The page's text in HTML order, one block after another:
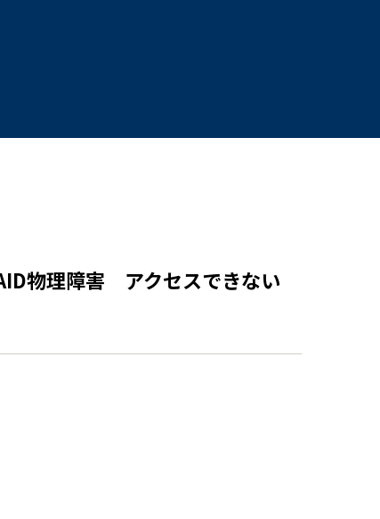
物理障害 アクセスできない